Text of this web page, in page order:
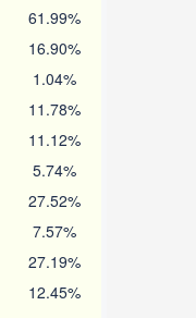
61.99%
16.90%
1.04%
11.78%
11.12%
5.74%
27.52%
7.57%
27.19%
12.45%